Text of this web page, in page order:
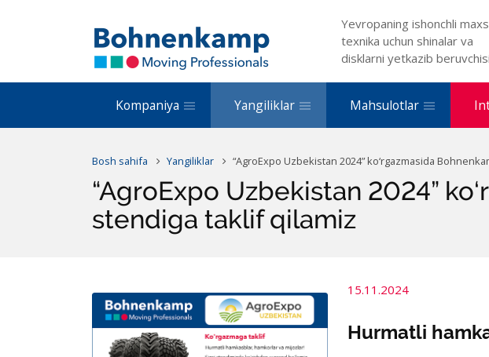
Yevropaning ishonchli
texnika uchun shinalar va
disklarni yetkazib beruvchisi
Kompaniya Yangiliklar Mahsulotlar
Bosh sahifa Yangiliklar “AgroExpo Uzbekistan 2024” ko‘rgazmasida
“AgroExpo Uzbekistan 2024”
stendiga taklif qilamiz
15.11.2024
Hurmatli